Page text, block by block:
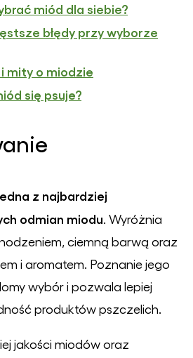
miód dla siebie?
błędy przy wyborze
mity o miodzie
się psuje?
z najbardziej
odmian miodu . Wyróżnia
ciemną barwą oraz
i aromatem. Poznanie jego
wybór i pozwala lepiej
produktów pszczelich.
jakości miodów oraz